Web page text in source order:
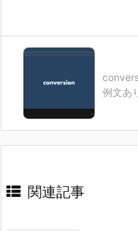
例文あ
関連記事